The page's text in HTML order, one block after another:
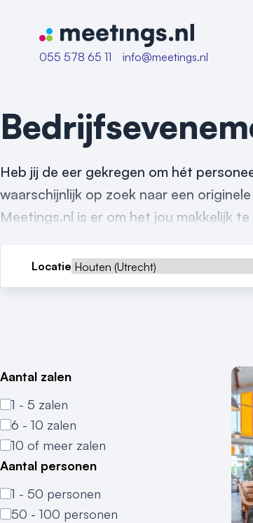
Naar home van Meetings
055 578 65 11
info@meetings.nl
Heb jij de eer gekregen om hét
waarschijnlijk op zoek naar een
Meetings.nl is er om het jou makkelijk
Locatie
Aantal zalen
1 - 5 zalen
6 - 10 zalen
10 of meer zalen
Aantal personen
1 - 50 personen
50 - 100 personen